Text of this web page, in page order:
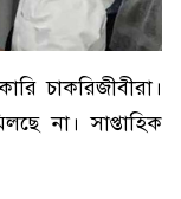
চাকরিজীবীরা।
না। সাপ্তাহিক